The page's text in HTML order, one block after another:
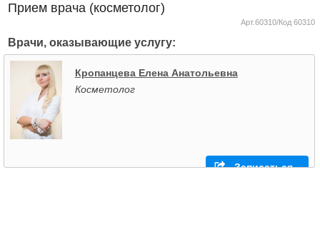
Прием врача (косметолог)
Арт.60310/Код 60310
Врачи, оказывающие услугу:
Кропанцева Елена Анатольевна
Косметолог
Записаться